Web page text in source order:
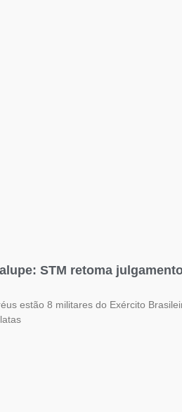
STM retoma
estão 8 militares do Exército